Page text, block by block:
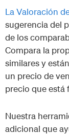
La Valoración
sugerencia del
de los
Compara la
similares y
un precio de
precio que está
Nuestra
adicional que